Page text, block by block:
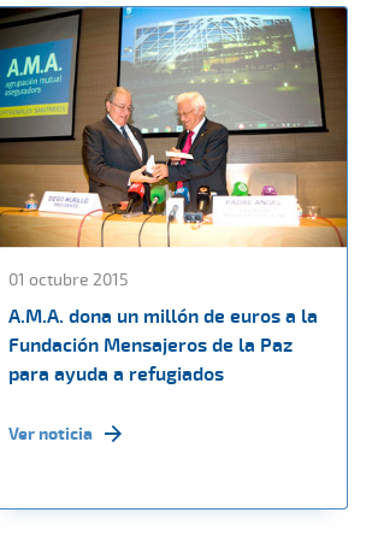
01 octubre 2015
A.M.A. dona un millón de euros a la
Fundación Mensajeros de la Paz
para ayuda a refugiados
Ver noticia